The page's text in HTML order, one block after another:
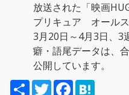
放送された「映画
プリキュア オール
3月20日～4月3日、3
癖・語尾データは、
公開しています。
S
T F